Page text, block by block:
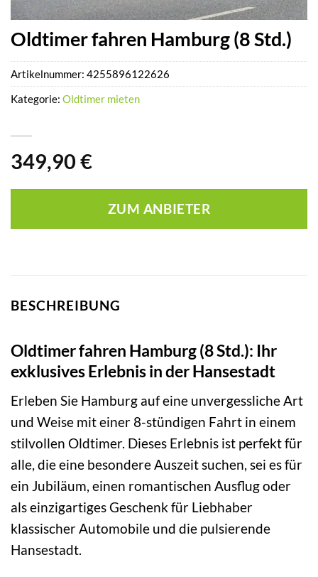
Oldtimer fahren Hamburg (8 Std.)
349,90 €
ZUM ANBIETER
Artikelnummer: 4255896122626
Kategorie: Oldtimer mieten
BESCHREIBUNG
Oldtimer fahren Hamburg (8 Std.): Ihr
exklusives Erlebnis in der Hansestadt
Erleben Sie Hamburg auf eine unvergessliche Art
und Weise mit einer 8-stündigen Fahrt in einem
stilvollen Oldtimer. Dieses Erlebnis ist perfekt für
alle, die eine besondere Auszeit suchen, sei es für
ein Jubiläum, einen romantischen Ausflug oder
als einzigartiges Geschenk für Liebhaber
klassischer Automobile und die pulsierende
Hansestadt.